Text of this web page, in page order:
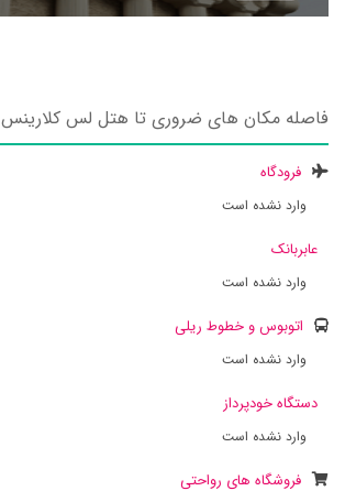
فاصله مکان های ضروری تا هتل لس کلارینس
فرودگاه
وارد نشده است
عابربانک
وارد نشده است
اتوبوس و خطوط ریلی
وارد نشده است
دستگاه خودپرداز
وارد نشده است
فروشگاه های رواحتی